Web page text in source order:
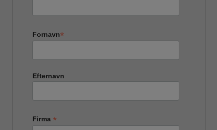
Fornavn*
Efternavn
Firma*